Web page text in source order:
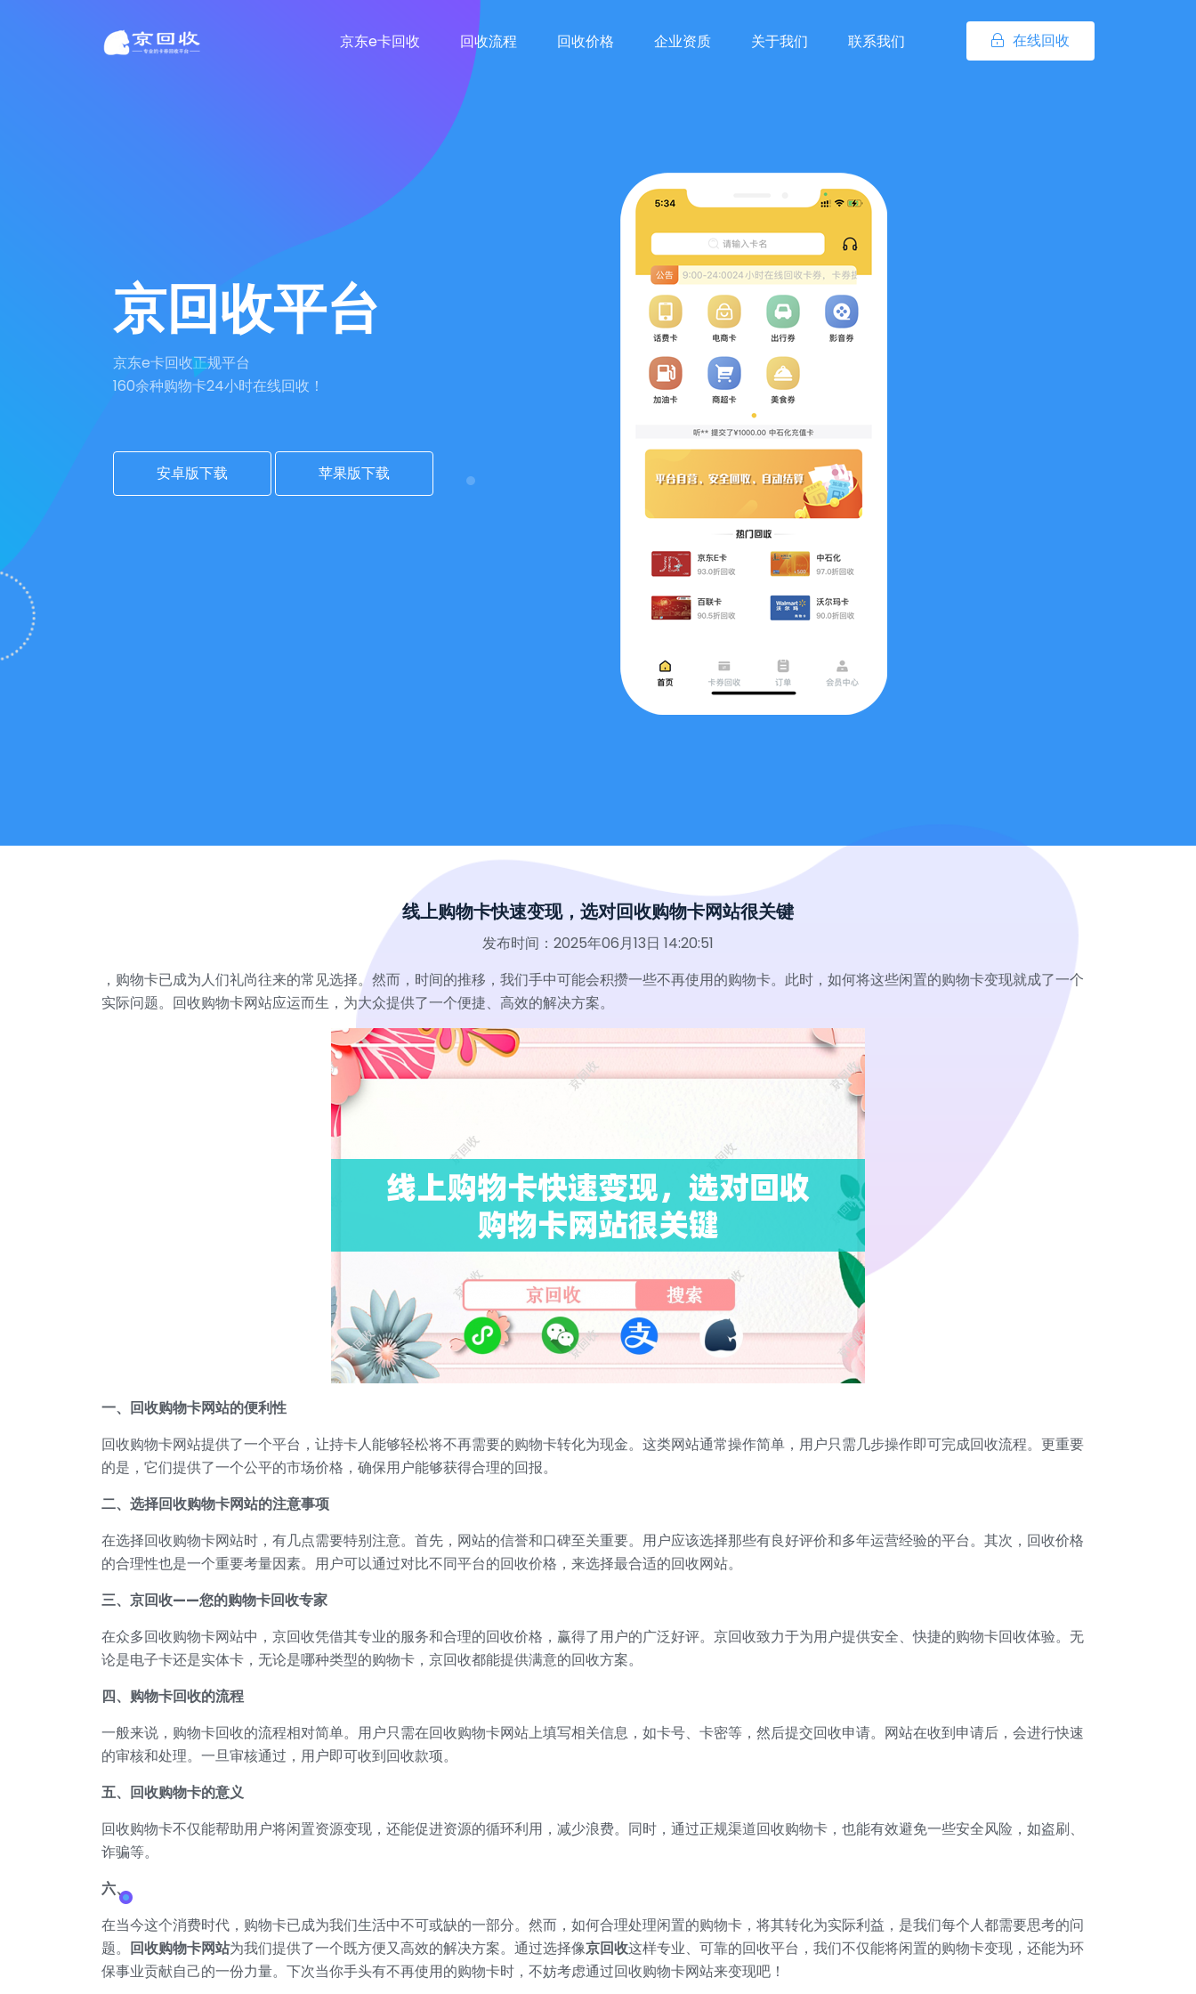
在线回收
京东e卡回收 回收流程 回收价格 企业资质 关于我们 联系我们
京回收平台
京东e卡回收正规平台
160余种购物卡24小时在线回收！
安卓版下载 苹果版下载
线上购物卡快速变现，选对回收购物卡网站很关键
发布时间：2025年06月13日 14:20:51
，购物卡已成为人们礼尚往来的常见选择。然而，时间的推移，我们手中可能会积攒一些不再使用的购物卡。此时，如何将这些闲置的购物卡变现就成了一个
实际问题。回收购物卡网站应运而生，为大众提供了一个便捷、高效的解决方案。
一、回收购物卡网站的便利性
回收购物卡网站提供了一个平台，让持卡人能够轻松将不再需要的购物卡转化为现金。这类网站通常操作简单，用户只需几步操作即可完成回收流程。更重要
的是，它们提供了一个公平的市场价格，确保用户能够获得合理的回报。
二、选择回收购物卡网站的注意事项
在选择回收购物卡网站时，有几点需要特别注意。首先，网站的信誉和口碑至关重要。用户应该选择那些有良好评价和多年运营经验的平台。其次，回收价格
的合理性也是一个重要考量因素。用户可以通过对比不同平台的回收价格，来选择最合适的回收网站。
三、京回收——您的购物卡回收专家
在众多回收购物卡网站中，京回收凭借其专业的服务和合理的回收价格，赢得了用户的广泛好评。京回收致力于为用户提供安全、快捷的购物卡回收体验。无
论是电子卡还是实体卡，无论是哪种类型的购物卡，京回收都能提供满意的回收方案。
四、购物卡回收的流程
一般来说，购物卡回收的流程相对简单。用户只需在回收购物卡网站上填写相关信息，如卡号、卡密等，然后提交回收申请。网站在收到申请后，会进行快速
的审核和处理。一旦审核通过，用户即可收到回收款项。
五、回收购物卡的意义
回收购物卡不仅能帮助用户将闲置资源变现，还能促进资源的循环利用，减少浪费。同时，通过正规渠道回收购物卡，也能有效避免一些安全风险，如盗刷、
诈骗等。
六、
在当今这个消费时代，购物卡已成为我们生活中不可或缺的一部分。然而，如何合理处理闲置的购物卡，将其转化为实际利益，是我们每个人都需要思考的问
题。 回收购物卡网站为我们提供了一个既方便又高效的解决方案。通过选择像京回收这样专业、可靠的回收平台，我们不仅能将闲置的购物卡变现，还能为环
保事业贡献自己的一份力量。下次当你手头有不再使用的购物卡时，不妨考虑通过回收购物卡网站来变现吧！